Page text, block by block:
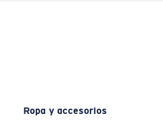
Ropa y accesorios